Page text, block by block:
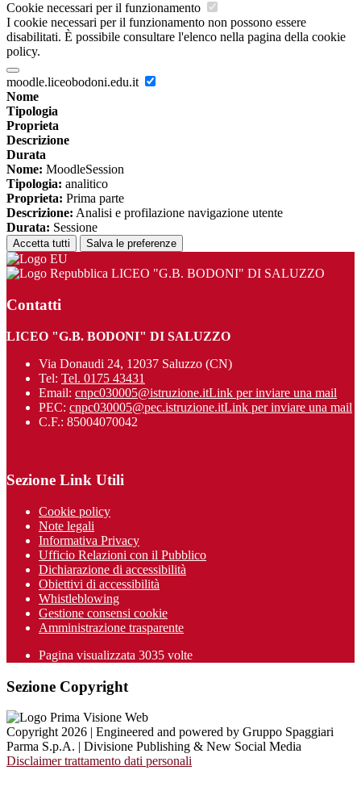
Cookie necessari per il funzionamento
I cookie necessari per il funzionamento non possono essere
disabilitati. È possibile consultare l'elenco nella pagina della cookie
policy.
moodle.liceobodoni.edu.it
Nome
Tipologia
Proprieta
Descrizione
Durata
Nome: MoodleSession
Tipologia: analitico
Proprieta: Prima parte
Descrizione: Analisi e profilazione navigazione utente
Durata: Sessione
Accetta tutti Salva le preferenze
LICEO "G.B. BODONI" DI SALUZZO
Contatti
LICEO "G.B. BODONI" DI SALUZZO
Via Donaudi 24, 12037 Saluzzo (CN)
Tel: Tel. 0175 43431
Email: cnpc030005@istruzione.itLink per inviare una mail
PEC: cnpc030005@pec.istruzione.itLink per inviare una mail
C.F.: 85004070042
Sezione Link Utili
Cookie policy
Note legali
Informativa Privacy
Ufficio Relazioni con il Pubblico
Dichiarazione di accessibilità
Obiettivi di accessibilità
Whistleblowing
Gestione consensi cookie
Amministrazione trasparente
Pagina visualizzata 3035 volte
Sezione Copyright
Copyright 2026 | Engineered and powered by Gruppo Spaggiari
Parma S.p.A. | Divisione Publishing & New Social Media
Disclaimer trattamento dati personali